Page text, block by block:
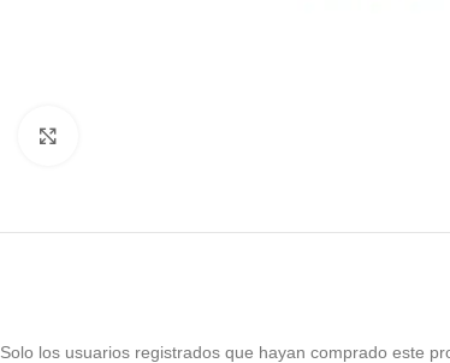
Solo los usuarios registrados que hayan comprado este